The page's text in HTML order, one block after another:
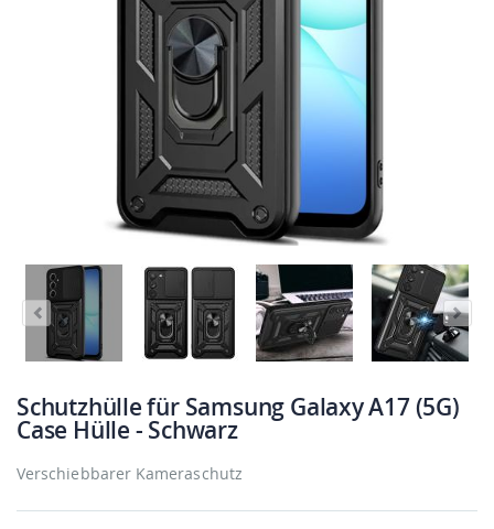
Schutzhülle für Samsung Galaxy A17 (5G)
Case Hülle - Schwarz
Verschiebbarer Kameraschutz